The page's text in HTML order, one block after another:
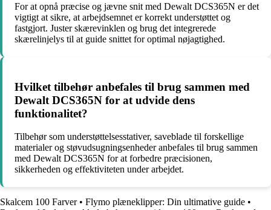
For at opnå præcise og jævne snit med Dewalt DCS365N er det
vigtigt at sikre, at arbejdsemnet er korrekt understøttet og
fastgjort. Juster skærevinklen og brug det integrerede
skærelinjelys til at guide snittet for optimal nøjagtighed.
Hvilket tilbehør anbefales til brug sammen med
Dewalt DCS365N for at udvide dens
funktionalitet?
Tilbehør som understøttelsesstativer, saveblade til forskellige
materialer og støvudsugningsenheder anbefales til brug sammen
med Dewalt DCS365N for at forbedre præcisionen,
sikkerheden og effektiviteten under arbejdet.
Skalcem 100 Farver• Flymo plæneklipper: Din ultimative guide •